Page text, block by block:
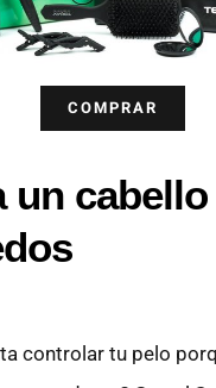
COMPRAR
un
controlar tu pelo